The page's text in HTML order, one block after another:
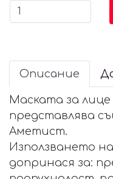
Описание
Маската за
представлява
Аметист.
Използването
допринася за: